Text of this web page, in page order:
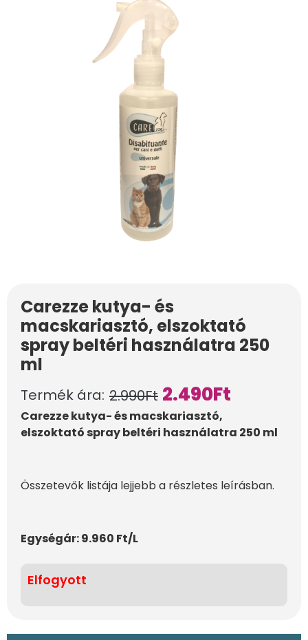
Carezze kutya- és
macskariasztó, elszoktató
spray beltéri használatra 250
ml
Termék ára: 2.990Ft 2.490Ft
Carezze kutya- és macskariasztó,
elszoktató spray beltéri használatra 250 ml
Összetevők listája lejjebb a részletes leírásban.
Egységár: 9.960 Ft/L
Elfogyott